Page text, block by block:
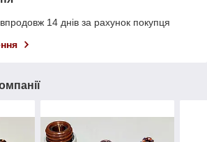
14 днів за рахунок покупця